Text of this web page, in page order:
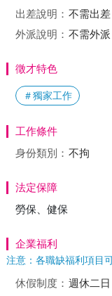
出差說明： 不需出差
外派說明： 不需外派
徵才特色
＃獨家工作
工作條件
身份類別： 不拘
法定保障
勞保、健保
企業福利
注意：各職缺福利項目
休假制度： 週休二日